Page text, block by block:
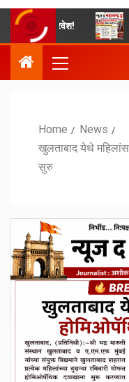
प्रवेश! श्रावण
Home
News
खुलताबाद येथे
सुरु